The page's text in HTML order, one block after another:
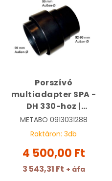
Porszívó
multiadapter SPA -
DH 330-hoz |
METABO
0913031288
METABO 0913031288
Raktáron: 3db
4 500,00 Ft
3 543,31 Ft + áfa